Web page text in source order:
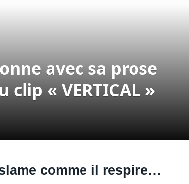
avec sa prose
clip « VERTICAL »
comme il respire…